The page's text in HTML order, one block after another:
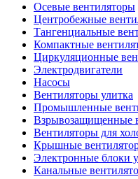
Осевые вентиляторы
Центробежные
Тангенциальные
Компактные
Циркуляционные
Электродвигатели
Насосы
Вентиляторы улитка
Промышленные
Взрывозащищенные
Вентиляторы для
Крышные
Электронные блоки
Канальные